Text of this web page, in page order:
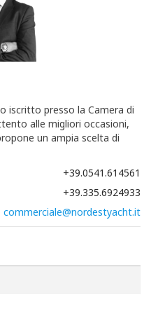
iscritto presso la Camera di
alle migliori occasioni,
un ampia scelta di
+39.0541.614561
+39.335.6924933
commerciale@nordestyacht.it